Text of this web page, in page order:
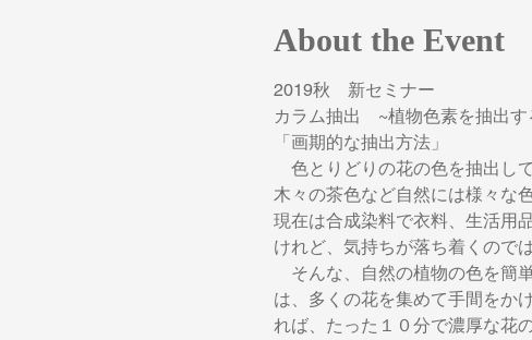
About the Event
2019秋　新セミナー
カラム抽出　~植物色素を抽出す
「画期的な抽出方法」
色とりどりの花の色を抽出し
木々の茶色など自然には様々な
現在は合成染料で衣料、生活用
けれど、気持ちが落ち着くので
そんな、自然の植物の色を簡
は、多くの花を集めて手間をか
れば、たった１０分で濃厚な花